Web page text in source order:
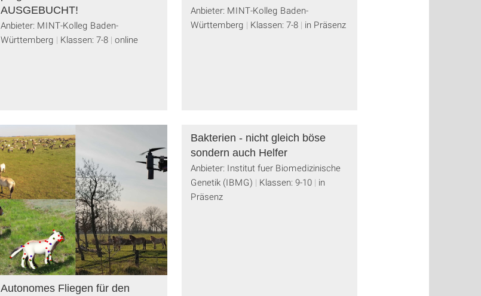
AUSGEBUCHT!
Anbieter: MINT-Kolleg Baden-
Württemberg
Klassen: 7-8 online
Anbieter: MINT-Kolleg Baden-
Württemberg
Klassen: 7-8 in Präsenz
Autonomes Fliegen für den
Bakterien - nicht gleich böse
sondern auch Helfer
Anbieter: Institut fuer Biomedizinische
Genetik (IBMG)
Klassen: 9-10
in
Präsenz